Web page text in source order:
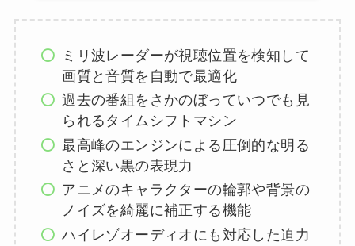
ミリ波レーダーが視聴位置を検知して
画質と音質を自動で最適化
過去の番組をさかのぼっていつでも見
られるタイムシフトマシン
最高峰のエンジンによる圧倒的な明る
さと深い黒の表現力
アニメのキャラクターの輪郭や背景の
ノイズを綺麗に補正する機能
ハイレゾオーディオにも対応した迫力